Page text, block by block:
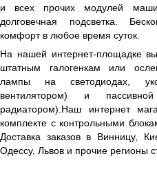
и всех прочих модулей
долговечная подсветка.
комфорт в любое время суток.
На нашей интернет-площадке
штатным галогенкам или
лампы на светодиодах,
вентилятором) и
радиатором).Наш интернет
комплекте с контрольными
Доставка заказов в Винницу,
Одессу, Львов и прочие регионы